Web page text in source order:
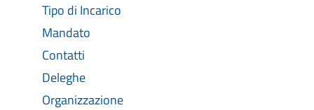
Tipo di Incarico
Mandato
Contatti
Deleghe
Organizzazione